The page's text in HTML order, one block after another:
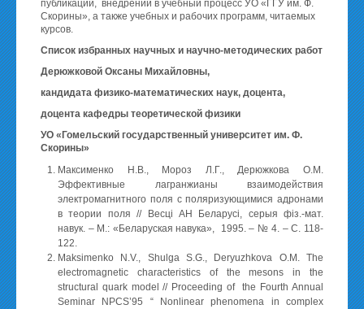
публикаций, внедрений в учебный процесс УО «ГГУ им. Ф.
Скорины», а также учебных и рабочих программ, читаемых
курсов.
Список избранных научных и научно-методических работ
Дерюжковой Оксаны Михайловны,
кандидата физико-математических наук, доцента,
доцента кафедры теоретической физики
УО «Гомельский государственный университет им. Ф.
Скорины»
Максименко Н.В., Мороз Л.Г., Дерюжкова О.М.
Эффективные лагранжианы взаимодействия
электромагнитного поля с поляризующимися адронами
в теории поля // Весцi АН Беларусi, серыя фiз.-мат.
навук. – М.: «Беларуская навука», 1995. – № 4. – С. 118-
122.
Maksimenko N.V., Shulga S.G., Deryuzhkova O.M. The
electromagnetic characteristics of the mesons in the
structural quark model // Proceeding of the Fourth Annual
Seminar NPCS’95 “ Nonlinear phenomena in complex